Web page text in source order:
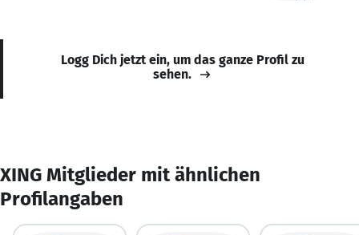
Logg Dich jetzt ein, um das ganze Profil zu
sehen.
XING Mitglieder mit ähnlichen
Profilangaben